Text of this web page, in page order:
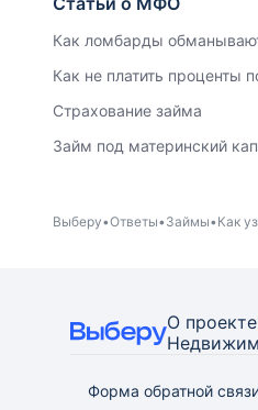
Как ломбарды
Как не платить проценты
Страхование займа
Займ под материнский
Выберу Ответы Займы Как
О проекте
Форма обратной